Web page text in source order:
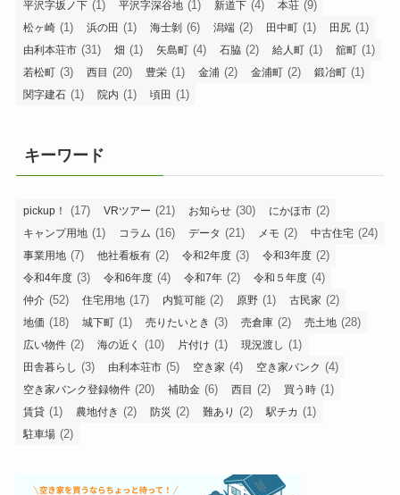
平沢字坂ノ下 (1) 平沢字深谷地 (1) 新道下 (4) 本荘 (9)
松ヶ崎 (1) 浜の田 (1) 海士剝 (6) 潟端 (2) 田中町 (1) 田尻 (1)
由利本荘市 (31) 畑 (1) 矢島町 (4) 石脇 (2) 給人町 (1) 舘町 (1)
若松町 (3) 西目 (20) 豊栄 (1) 金浦 (2) 金浦町 (2) 鍛冶町 (1)
関字建石 (1) 院内 (1) 頃田 (1)
キーワード
pickup！ (17) VRツアー (21) お知らせ (30) にかほ市 (2)
キャンプ用地 (1) コラム (16) データ (21) メモ (2) 中古住宅 (24)
事業用地 (7) 他社看板有 (2) 令和2年度 (3) 令和3年度 (2)
令和4年度 (3) 令和6年度 (4) 令和7年 (2) 令和５年度 (4)
仲介 (52) 住宅用地 (17) 内覧可能 (2) 原野 (1) 古民家 (2)
地価 (18) 城下町 (1) 売りたいとき (3) 売倉庫 (2) 売土地 (28)
広い物件 (2) 海の近く (10) 片付け (1) 現況渡し (1)
田舎暮らし (3) 由利本荘市 (5) 空き家 (4) 空き家バンク (4)
空き家バンク登録物件 (20) 補助金 (6) 西目 (2) 買う時 (1)
賃貸 (1) 農地付き (2) 防災 (2) 難あり (2) 駅チカ (1)
駐車場 (2)